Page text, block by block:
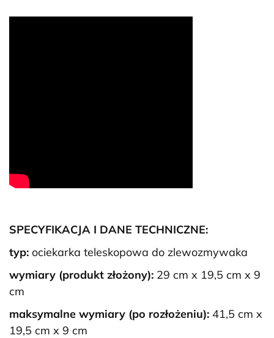
SPECYFIKACJA I DANE TECHNICZNE:
typ: ociekarka teleskopowa do zlewozmywaka
wymiary (produkt złożony): 29 cm x 19,5 cm x 9
cm
maksymalne wymiary (po rozłożeniu): 41,5 cm x
19,5 cm x 9 cm